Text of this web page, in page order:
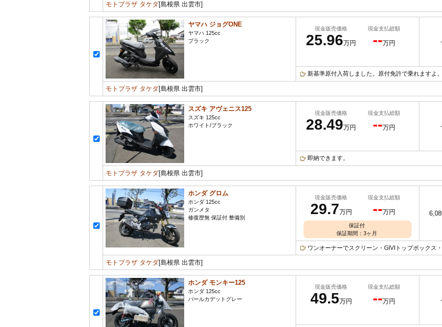
モトプラザ タケダ[島根県 出雲市]
ヤマハ ジョグONE
ヤマハ 125cc
ブラック
現金販売価格 現金支払総額
25.96万円 --万円 -
新基準原付入荷しました。原付免許で乗れますよ。
モトプラザ タケダ[島根県 出雲市]
スズキ アヴェニス125
スズキ 125cc
ホワイト/ブラック
現金販売価格 現金支払総額
28.49万円 --万円 -
即納できます。
モトプラザ タケダ[島根県 出雲市]
ホンダ グロム
ホンダ 125cc
ガンメタ
修復歴無 保証付 整備別
現金販売価格 現金支払総額
29.7万円 --万円
保証付
保証期間：3ヶ月
ワンオーナーでスクリーン・GIVIトップボックス
モトプラザ タケダ[島根県 出雲市]
ホンダ モンキー125
ホンダ 125cc
パールカデットグレー
現金販売価格 現金支払総額
49.5万円 --万円 -